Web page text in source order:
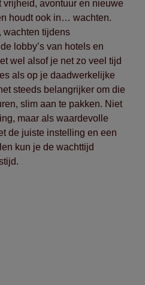
vrijheid, avontuur en nieuwe
houdt ook in… wachten.
wachten tijdens
lobby’s van hotels en
wel alsof je net zo veel tijd
als op je daadwerkelijke
steeds belangrijker om die
slim aan te pakken. Niet
maar als waardevolle
de juiste instelling en een
kun je de wachttijd